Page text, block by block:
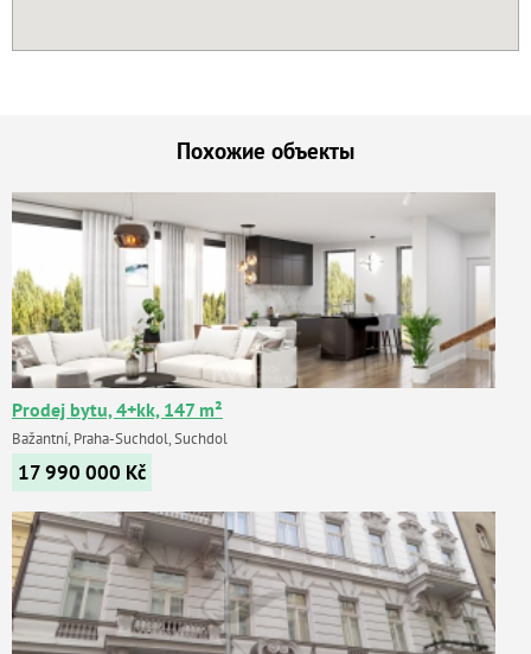
Похожие объекты
Prodej bytu, 4+kk, 147 m²
Bažantní, Praha-Suchdol, Suchdol
17 990 000 Kč